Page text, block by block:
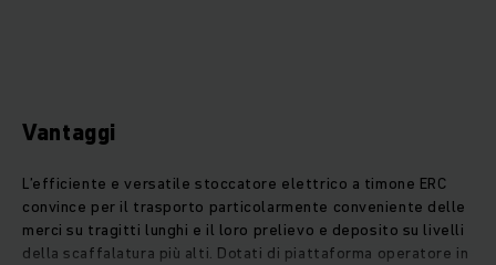
Vantaggi
L’efficiente e versatile stoccatore elettrico a timone ERC
convince per il trasporto particolarmente conveniente delle
merci su tragitti lunghi e il loro prelievo e deposito su livelli
della scaffalatura più alti. Dotati di piattaforma operatore in